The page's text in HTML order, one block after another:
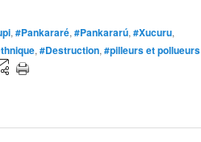
, #Pankararé, #Pankararú, #Xucuru,
, #Destruction, #pilleurs et pollueurs